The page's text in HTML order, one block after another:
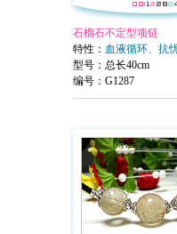
石榴石不定型项链
特性： 血液循环、抗
型号 ：总长40cm
编号： G1287